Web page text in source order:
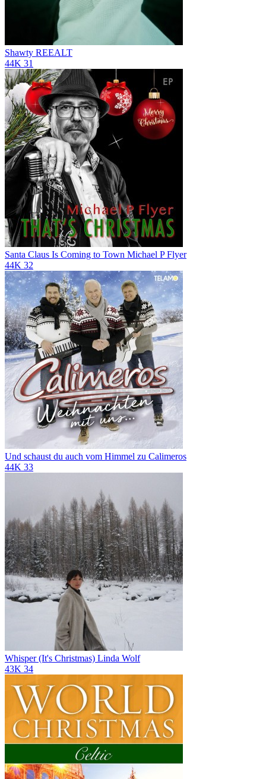
Shawty REEALT
44K 31
Santa Claus Is Coming to Town Michael P Flyer
44K 32
Und schaust du auch vom Himmel zu Calimeros
44K 33
Whisper (It's Christmas) Linda Wolf
43K 34